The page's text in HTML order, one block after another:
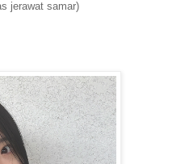
jerawat samar)